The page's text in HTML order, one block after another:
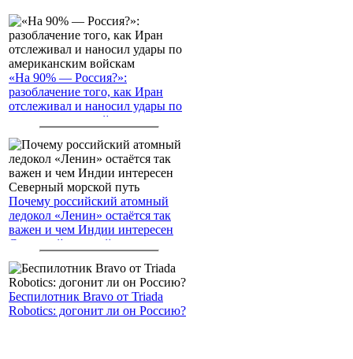
«На 90% — Россия?»:
разоблачение того, как Иран
отслеживал и наносил удары по
американским войскам
Почему российский атомный
ледокол «Ленин» остаётся так
важен и чем Индии интересен
Северный морской путь
Беспилотник Bravo от Triada
Robotics: догонит ли он Россию?